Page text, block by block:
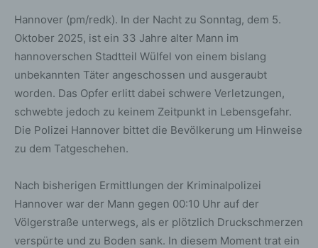
Hannover (pm/redk). In der Nacht zu Sonntag, dem 5.
Oktober 2025, ist ein 33 Jahre alter Mann im
hannoverschen Stadtteil Wülfel von einem bislang
unbekannten Täter angeschossen und ausgeraubt
worden. Das Opfer erlitt dabei schwere Verletzungen,
schwebte jedoch zu keinem Zeitpunkt in Lebensgefahr.
Die Polizei Hannover bittet die Bevölkerung um Hinweise
zu dem Tatgeschehen.
Nach bisherigen Ermittlungen der Kriminalpolizei
Hannover war der Mann gegen 00:10 Uhr auf der
Völgerstraße unterwegs, als er plötzlich Druckschmerzen
verspürte und zu Boden sank. In diesem Moment trat ein